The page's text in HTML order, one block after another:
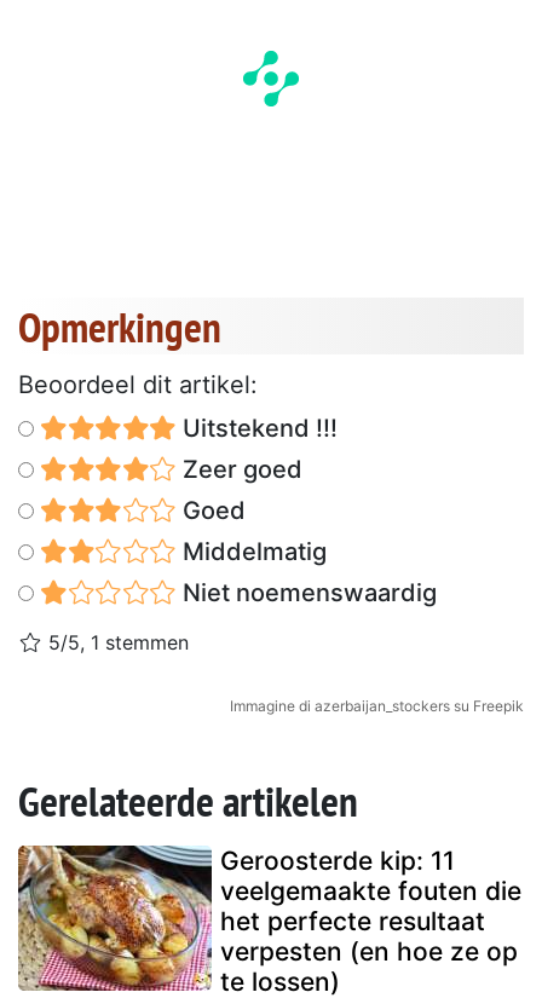
Opmerkingen
Beoordeel dit artikel:
Uitstekend !!!
Zeer goed
Goed
Middelmatig
Niet noemenswaardig
5/5, 1 stemmen
Immagine di azerbaijan_stockers su Freepik
Gerelateerde artikelen
Geroosterde kip: 11
veelgemaakte fouten die
het perfecte resultaat
verpesten (en hoe ze op
te lossen)